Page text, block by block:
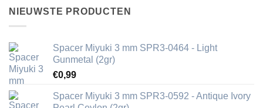
NIEUWSTE PRODUCTEN
Spacer Miyuki 3 mm SPR3-0464 - Light
Gunmetal (2gr)
€0,99
Spacer Miyuki 3 mm SPR3-0592 - Antique Ivory